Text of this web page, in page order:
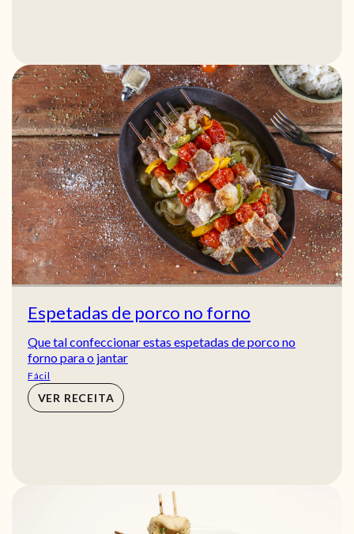
Espetadas de porco no forno
Que tal confeccionar estas espetadas de porco no
forno para o jantar
Fácil
VER RECEITA